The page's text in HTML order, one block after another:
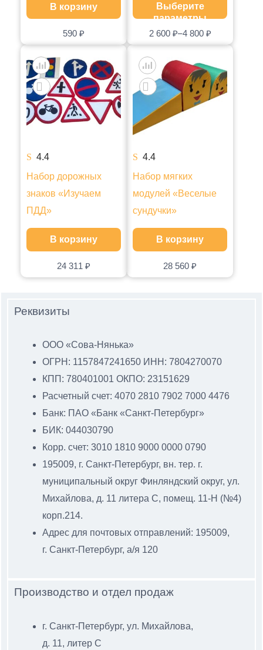
590 ₽
В корзину
2 600 ₽–4 800 ₽
Выберите
параметры
24 311 ₽
4.4
Набор дорожных
знаков «Изучаем
ПДД»
В корзину
28 560 ₽
4.4
Набор мягких
модулей «Веселые
сундучки»
В корзину
Реквизиты
ООО «Сова-Нянька»
ОГРН: 1157847241650 ИНН: 7804270070
КПП: 780401001 ОКПО: 23151629
Расчетный счет: 4070 2810 7902 7000 4476
Банк: ПАО «Банк «Санкт-Петербург»
БИК: 044030790
Корр. счет: 3010 1810 9000 0000 0790
195009, г. Санкт-Петербург, вн. тер. г.
муниципальный округ Финляндский округ, ул.
Михайлова, д. 11 литера С, помещ. 11-Н (№4)
корп.214.
Адрес для почтовых отправлений: 195009,
г. Санкт-Петербург, а/я 120
Производство и отдел продаж
г. Санкт-Петербург, ул. Михайлова,
д. 11, литер С